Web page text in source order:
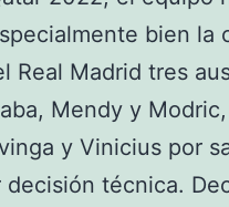
bien la
Real Madrid tres
Mendy y
y Vinicius por
decisión técnica.